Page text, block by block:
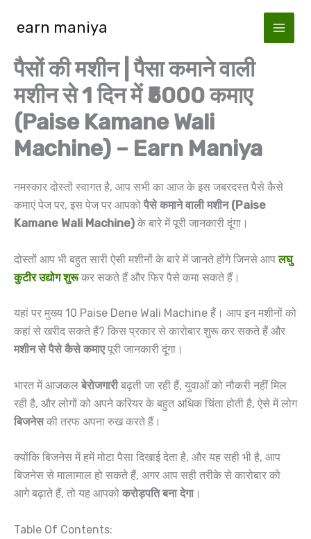
earn maniya
पैसों की मशीन | पैसा कमाने वाली
मशीन से 1 दिन में ₹5000 कमाए
(Paise Kamane Wali
Machine) – Earn Maniya
नमस्कार दोस्तों स्वागत है, आप सभी का आज के इस जबरदस्त पैसे कैसे
कमाएं पेज पर, इस पेज पर आपको पैसे कमाने वाली मशीन (Paise
Kamane Wali Machine) के बारे में पूरी जानकारी दूंगा।
दोस्तों आप भी बहुत सारी ऐसी मशीनों के बारे में जानते होंगे जिनसे आप लघु
कुटीर उद्योग शुरूकर सकते हैं और फिर पैसे कमा सकते हैं।
यहां पर मुख्य 10 Paise Dene Wali Machine हैं। आप इन मशीनों को
कहां से खरीद सकते हैं? किस प्रकार से कारोबार शुरू कर सकते हैं और
मशीन से पैसे कैसे कमाएपूरी जानकारी दूंगा।
भारत में आजकल बेरोजगारीबढ़ती जा रही हैं, युवाओं को नौकरी नहीं मिल
रही है, और लोगों को अपने करियर के बहुत अधिक चिंता होती है, ऐसे में लोग
बिजनेसकी तरफ अपना रुख करते हैं।
क्योंकि बिजनेस में हमें मोटा पैसा दिखाई देता है, और यह सही भी है, आप
बिजनेस से मालामाल हो सकते हैं, अगर आप सही तरीके से कारोबार को
आगे बढ़ाते हैं, तो यह आपको करोड़पति बना देगा।
Table Of Contents: